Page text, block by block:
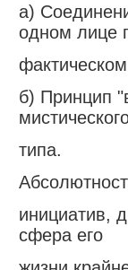
а)
одном лице
б) Принцип
типа.
инициатив,
сфера его